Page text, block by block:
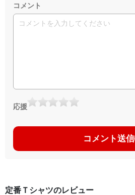
コメント
応援
コメント送信
定番Ｔシャツのレビュー